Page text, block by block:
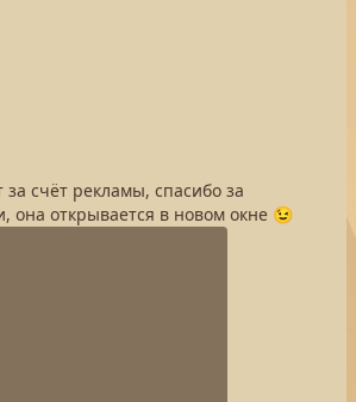
за счёт рекламы, спасибо за
она открывается в новом окне 😉